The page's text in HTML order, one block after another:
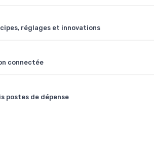
réglages et innovations
connectée
postes de dépense